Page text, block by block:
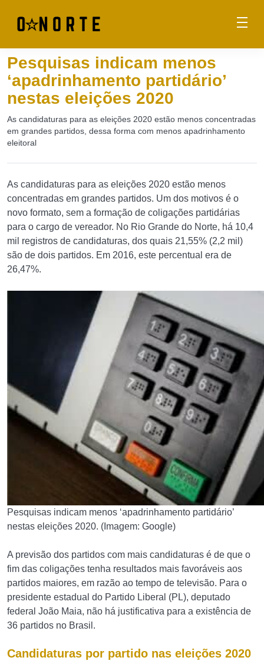
Pesquisas indicam menos
‘apadrinhamento partidário’
nestas eleições 2020
As candidaturas para as eleições 2020 estão menos concentradas
em grandes partidos, dessa forma com menos apadrinhamento
eleitoral
As candidaturas para as eleições 2020 estão menos
concentradas em grandes partidos. Um dos motivos é o
novo formato, sem a formação de coligações partidárias
para o cargo de vereador. No Rio Grande do Norte, há 10,4
mil registros de candidaturas, dos quais 21,55% (2,2 mil)
são de dois partidos. Em 2016, este percentual era de
26,47%.
Pesquisas indicam menos ‘apadrinhamento partidário’
nestas eleições 2020. (Imagem: Google)
A previsão dos partidos com mais candidaturas é de que o
fim das coligações tenha resultados mais favoráveis aos
partidos maiores, em razão ao tempo de televisão. Para o
presidente estadual do Partido Liberal (PL), deputado
federal João Maia, não há justificativa para a existência de
36 partidos no Brasil.
Candidaturas por partido nas eleições 2020